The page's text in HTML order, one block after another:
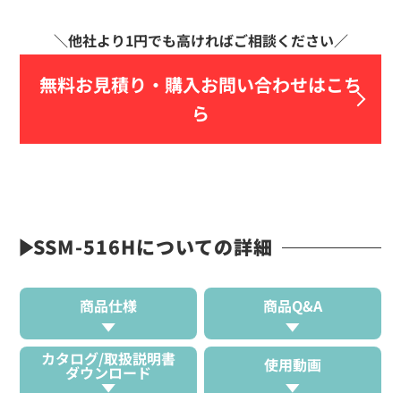
無料お見積り・ 購入お問い合わせはこち
ら
SSM-516Hについての詳細
商品仕様 商品Q&A
カタログ/取扱説明書
ダウンロード 使用動画